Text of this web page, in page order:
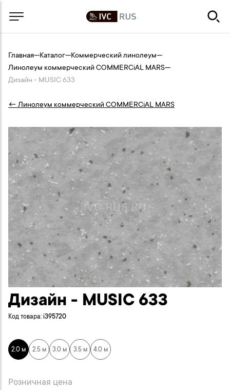
Главная—Каталог—Коммерческий линолеум—
Линолеум коммерческий COMMERCiAL MARS—
Дизайн - MUSIC 633
← Линолеум коммерческий COMMERCiAL MARS
Дизайн - MUSIC 633
Код товара: i395720
2.0 м 2.5 м 3.0 м 3.5 м 4.0 м
Розничная цена